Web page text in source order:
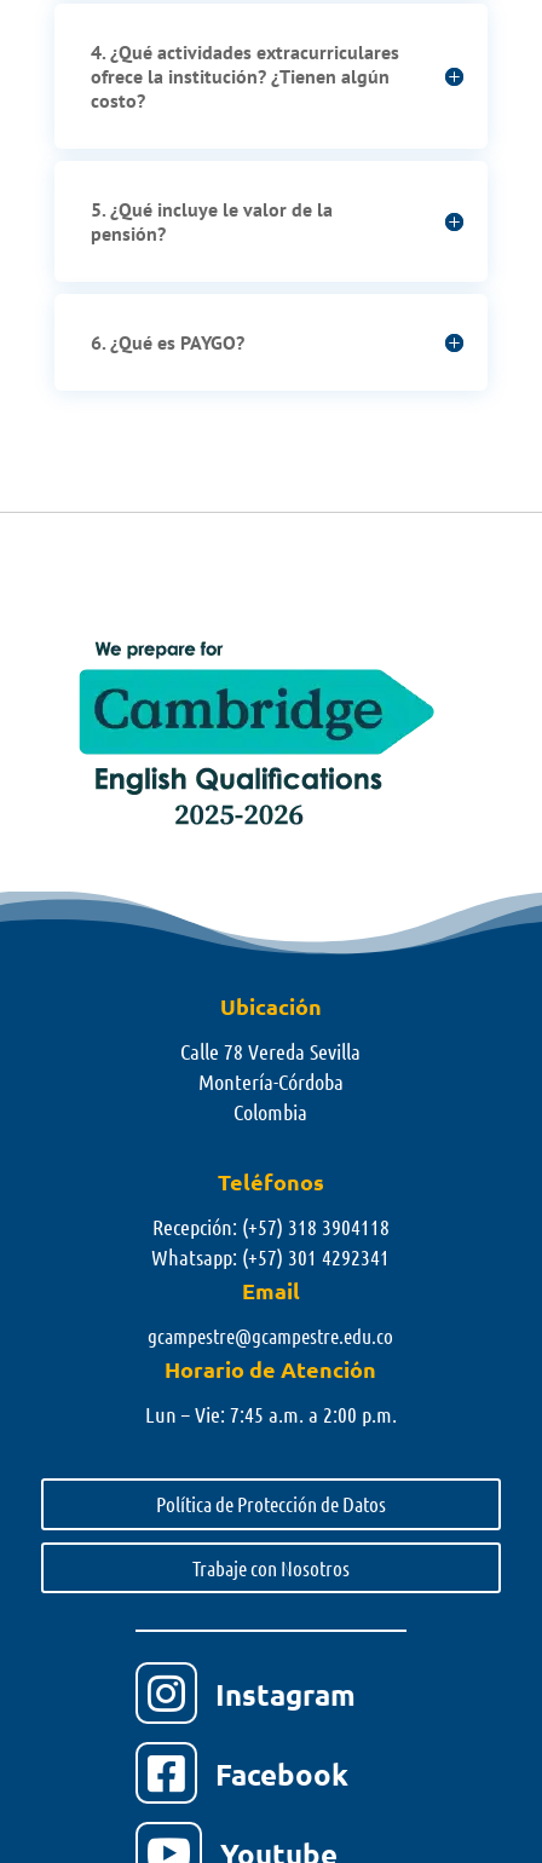
4. ¿Qué actividades extracurriculares
ofrece la institución? ¿Tienen algún
costo?
5. ¿Qué incluye le valor de la
pensión?
6. ¿Qué es PAYGO?
Ubicación
Calle 78 Vereda Sevilla
Montería-Córdoba
Colombia
Teléfonos
Recepción: (+57) 318 3904118
Whatsapp: (+57) 301 4292341
Email
gcampestre@gcampestre.edu.co
Horario de Atención
Lun – Vie: 7:45 a.m. a 2:00 p.m.
Política de Protección de Datos
Trabaje con Nosotros
 Instagram
 Facebook
 Youtube